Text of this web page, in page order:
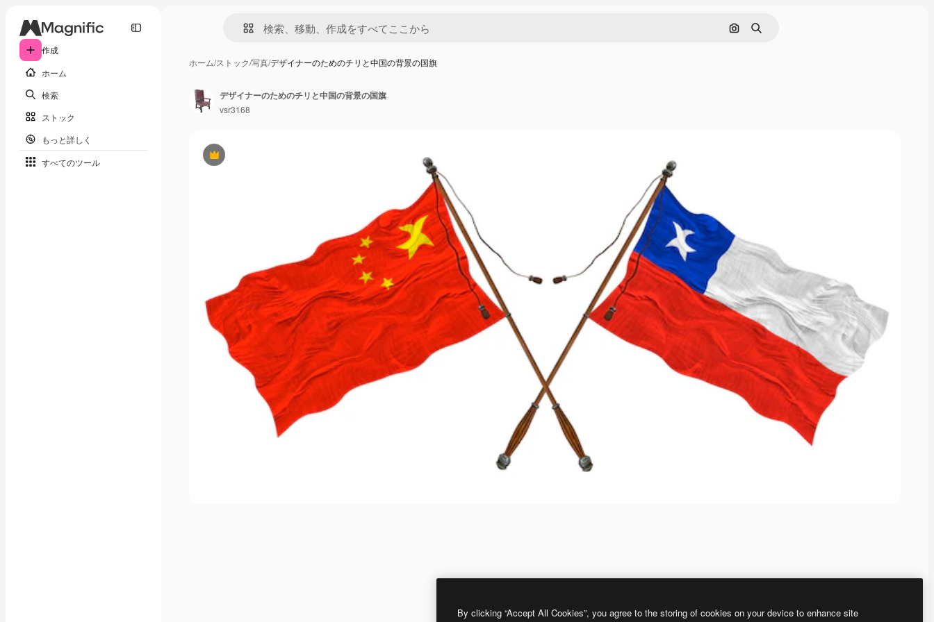
作成
ホーム
検索
ストック
もっと詳しく
すべてのツール
画像で検索
検索
ホーム/ストック/写真/デザイナーのためのチリと中国の背景の国旗
Premium
デザイナーのためのチリと中国の背景の国旗
vsr3168
By clicking “Accept All Cookies”, you agree to the storing of cookies on your device to enhance site